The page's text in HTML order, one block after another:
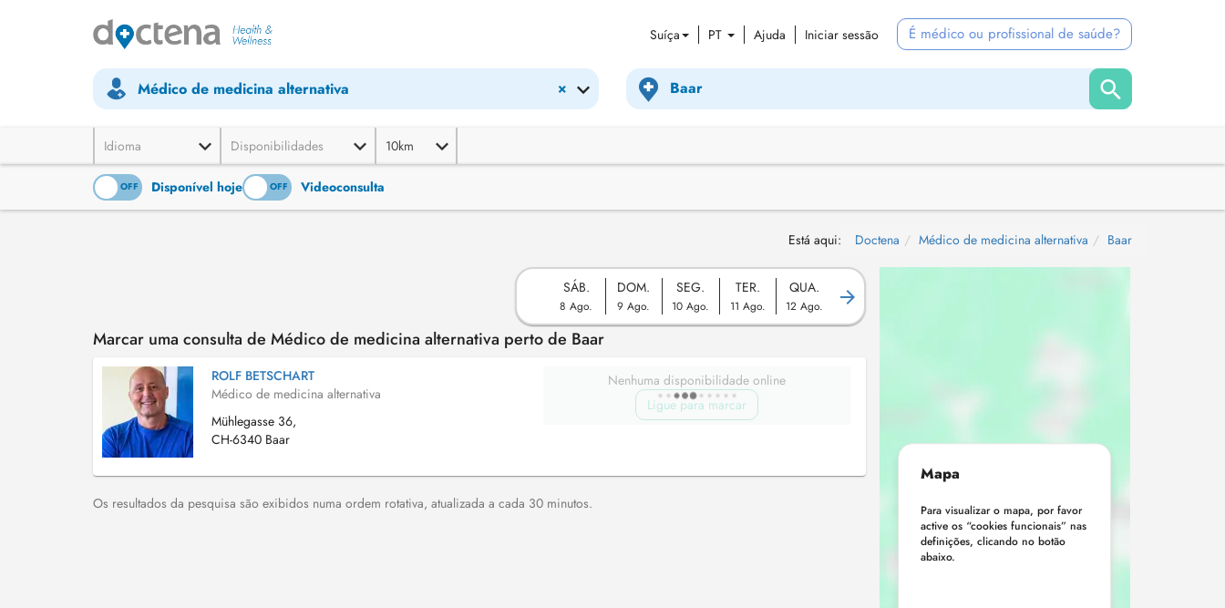
Suíça PT Ajuda Iniciar sessão É médico ou profissional de saúde?
×
Médico de medicina alternativa
Idioma Disponibilidades 10km
OFF Disponível hoje
ON OFF Videoconsulta
Está aqui: Doctena Médico de medicina alternativa Baar
SÁB.
8 Ago.
DOM.
9 Ago.
SEG.
10 Ago.
TER.
11 Ago.
QUA.
12 Ago.
Marcar uma consulta de Médico de medicina alternativa perto de Baar
ROLF BETSCHART
Médico de medicina alternativa
Mühlegasse 36,
CH-6340 Baar
Nenhuma disponibilidade online
Ligue para marcar
Os resultados da pesquisa são exibidos numa ordem rotativa, atualizada a cada 30 minutos.
Mapa
Para visualizar o mapa, por favor
active os “cookies funcionais” nas
definições, clicando no botão
abaixo.